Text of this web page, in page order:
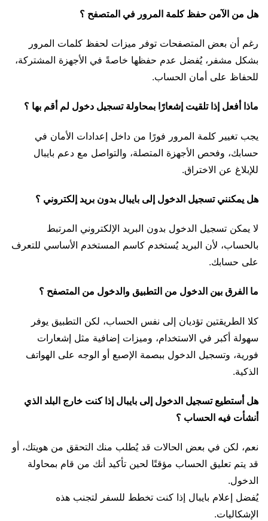
هل من الآمن حفظ كلمة المرور في المتصفح ؟
رغم أن بعض المتصفحات توفر ميزات لحفظ كلمات المرور
بشكل مشفر، يُفضل عدم حفظها خاصةً في الأجهزة المشتركة،
للحفاظ على أمان الحساب.
ماذا أفعل إذا تلقيت إشعارًا بمحاولة تسجيل دخول لم أقم بها ؟
يجب تغيير كلمة المرور فورًا من داخل إعدادات الأمان في
حسابك، وفحص الأجهزة المتصلة، والتواصل مع دعم بايبال
للإبلاغ عن الاختراق.
هل يمكنني تسجيل الدخول إلى بايبال بدون بريد إلكتروني ؟
لا يمكن تسجيل الدخول بدون البريد الإلكتروني المرتبط
بالحساب، لأن البريد يُستخدم كاسم المستخدم الأساسي للتعرف
على حسابك.
ما الفرق بين الدخول من التطبيق والدخول من المتصفح ؟
كلا الطريقتين تؤديان إلى نفس الحساب، لكن التطبيق يوفر
سهولة أكبر في الاستخدام، وميزات إضافية مثل إشعارات
فورية، وتسجيل الدخول ببصمة الإصبع أو الوجه على الهواتف
الذكية.
هل أستطيع تسجيل الدخول إلى بايبال إذا كنت خارج البلد الذي
أنشأت فيه الحساب ؟
نعم، لكن في بعض الحالات قد يُطلب منك التحقق من هويتك، أو
قد يتم تعليق الحساب مؤقتًا لحين تأكيد أنك من قام بمحاولة
الدخول.
يُفضل إعلام بايبال إذا كنت تخطط للسفر لتجنب هذه
الإشكاليات.